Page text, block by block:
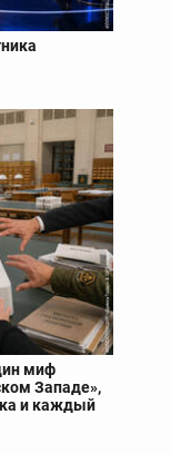
миф
Западе»,
и каждый